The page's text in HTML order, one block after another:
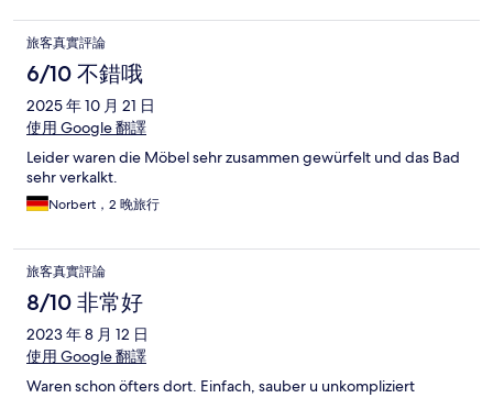
旅客真實評論
6/10 不錯哦
2025 年 10 月 21 日
使用 Google 翻譯
Leider waren die Möbel sehr zusammen gewürfelt und das Bad
sehr verkalkt.
Norbert，2 晚旅行
旅客真實評論
8/10 非常好
2023 年 8 月 12 日
使用 Google 翻譯
Waren schon öfters dort. Einfach, sauber u unkompliziert